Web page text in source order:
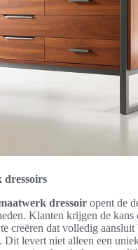
dressoirs
dressoir opent de
Klanten krijgen de kans
te creëren dat volledig aansluit
Dit levert niet alleen een